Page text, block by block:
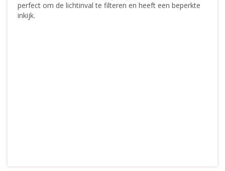
perfect om de lichtinval te filteren en heeft een beperkte
inkijk.